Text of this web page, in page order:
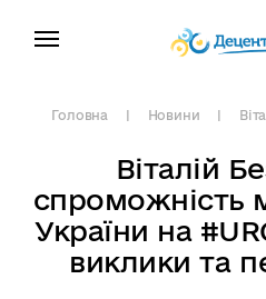
Головна Новини
Віталій
спроможність
України на
виклики та